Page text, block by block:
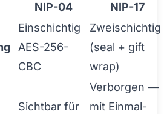
NIP-04 NIP-17
Einschichtig
AES-256-
CBC
Zweischichtig
(seal + gift
wrap)
Sichtbar für
Verborgen —
mit Einmal-